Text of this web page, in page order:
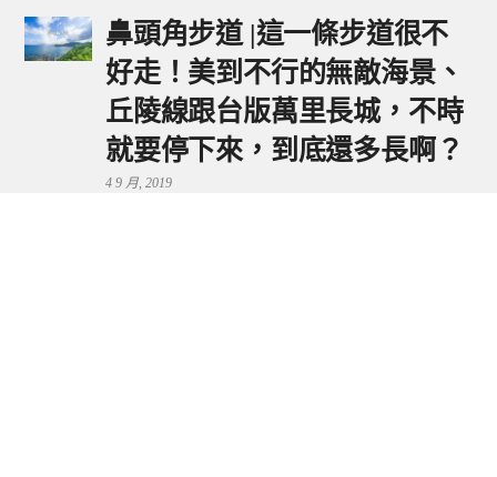
鼻頭角步道 |這一條步道很不
好走！美到不行的無敵海景、
丘陵線跟台版萬里長城，不時
就要停下來，到底還多長啊？
4 9 月, 2019